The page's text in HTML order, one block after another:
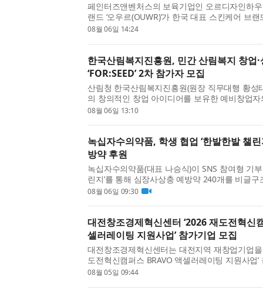
페인터즈앤벤처스의 보육기업인 오르디자인하
랜드 ‘오우르(OUWR)’가 한국 대표 스킨케어 브
Lab)과 협업한 올리브영 글로벌(Olive Young
08월 06일 14:24
한국산림복지진흥원, 민간 산림복지 창업
‘FOR:SEED’ 2차 참가자 모집
산림청 한국산림복지진흥원(원장 직무대행 황성
의 창의적인 창업 아이디어를 보유한 예비창업
지원하기 위해 ‘2026년 민간 산림복지 창업·성장
08월 06일 13:10
녹십자수의약품, 학생 협업 ‘한발한발 챌
방약 후원
녹십자수의약품(대표 나승식)이 SNS 참여형 기
린지’를 통해 심장사상충 예방약 240개를 비글
에 전달했다고 밝혔다. ‘한발한발 챌린지’는 페이
08월 06일 09:30
대전창조경제혁신센터 ‘2026 재도전혁신
셀러레이팅 지원사업’ 참가기업 모집
대전창조경제혁신센터는 대전지역 재창업기업
도전혁신캠퍼스 BRAVO 액셀러레이팅 지원사업
13일까지 모집한다고 밝혔다. 이번 사업은 대전
08월 05일 09:44